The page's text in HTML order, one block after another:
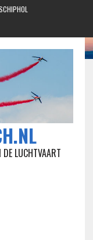
LUCHTVAART